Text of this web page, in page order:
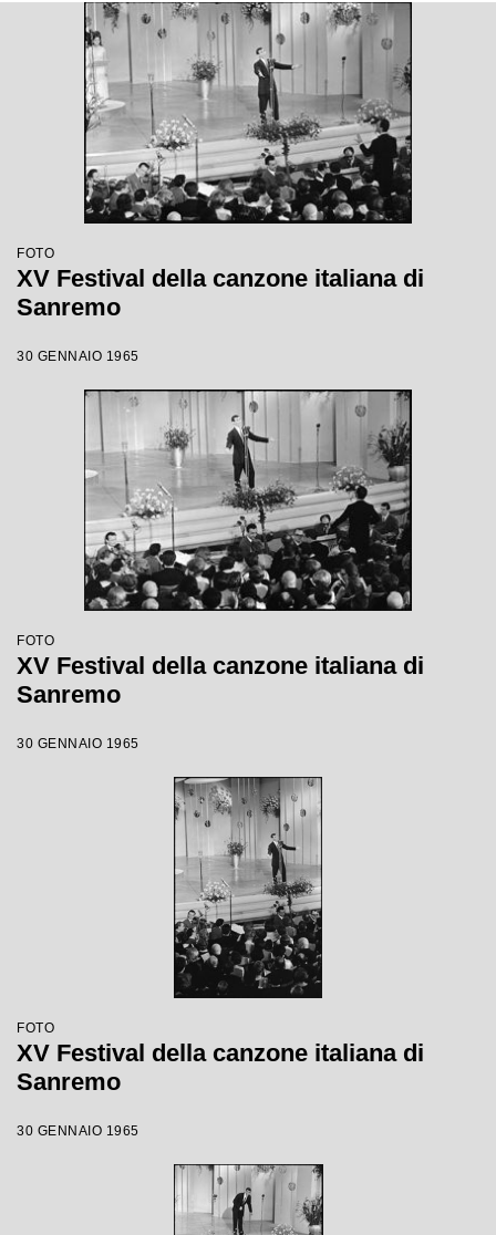
FOTO
XV Festival della canzone italiana di
Sanremo
30 GENNAIO 1965
FOTO
XV Festival della canzone italiana di
Sanremo
30 GENNAIO 1965
FOTO
XV Festival della canzone italiana di
Sanremo
30 GENNAIO 1965